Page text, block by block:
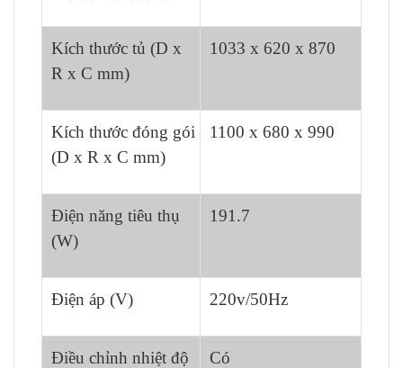
Kích thước tủ (D x
R x C mm)
1033 x 620 x 870
Kích thước đóng gói
(D x R x C mm)
1100 x 680 x 990
Điện năng tiêu thụ
(W)
191.7
Điện áp (V) 220v/50Hz
Điều chỉnh nhiệt độ Có